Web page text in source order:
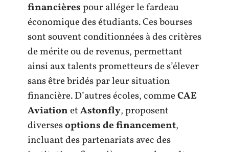
financièrespour alléger le fardeau
économique des étudiants. Ces bourses
sont souvent conditionnées à des critères
de mérite ou de revenus, permettant
ainsi aux talents prometteurs de s’élever
sans être bridés par leur situation
financière. D’autres écoles, commeCAE
AviationetAstonfly, proposent
diversesoptions de financement,
incluant des partenariats avec des